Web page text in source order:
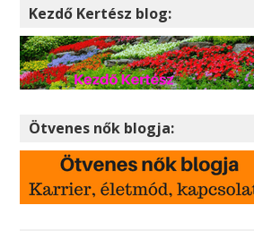
Kezdő Kertész blog:
Ötvenes nők blogja: